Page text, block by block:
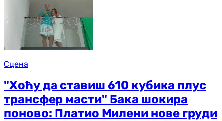
Сцена
"Хоћу да ставиш 610 кубика плус
трансфер масти" Бака шокира
поново: Платио Милени нове груди